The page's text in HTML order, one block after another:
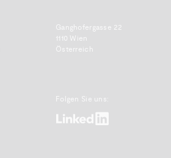
Ganghofergasse 22
1110 Wien
Österreich
Folgen Sie uns:
www.linkedin.com